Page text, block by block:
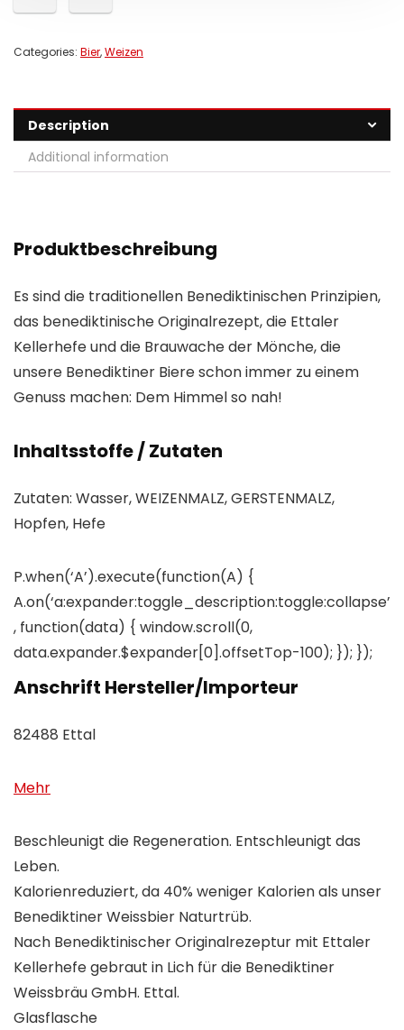
Categories: Bier,Weizen
Description
Additional information
Produktbeschreibung
Es sind die traditionellen Benediktinischen Prinzipien,
das benediktinische Originalrezept, die Ettaler
Kellerhefe und die Brauwache der Mönche, die
unsere Benediktiner Biere schon immer zu einem
Genuss machen: Dem Himmel so nah!
Inhaltsstoffe / Zutaten
Zutaten: Wasser, WEIZENMALZ, GERSTENMALZ,
Hopfen, Hefe
P.when(‘A’).execute(function(A) {
A.on(‘a:expander:toggle_description:toggle:collapse’
, function(data) { window.scroll(0,
data.expander.$expander[0].offsetTop-100); }); });
Anschrift Hersteller/Importeur
82488 Ettal
Mehr
Beschleunigt die Regeneration. Entschleunigt das
Leben.
Kalorienreduziert, da 40% weniger Kalorien als unser
Benediktiner Weissbier Naturtrüb.
Nach Benediktinischer Originalrezeptur mit Ettaler
Kellerhefe gebraut in Lich für die Benediktiner
Weissbräu GmbH. Ettal.
Glasflasche